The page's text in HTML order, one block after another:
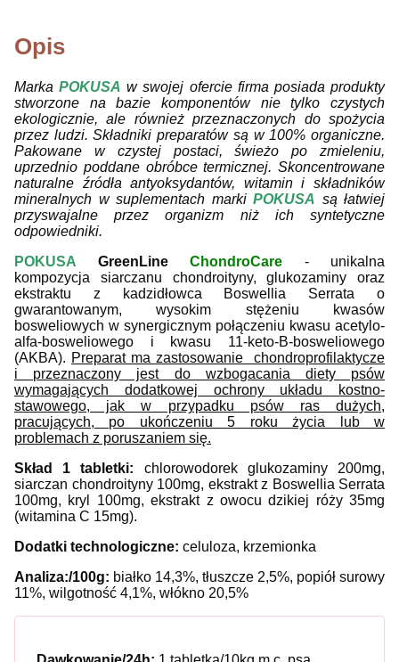
Opis
MarkaPOKUSAwswojej ofercie firma posiada produkty
stworzone na bazie komponentów nie tylko czystych
ekologicznie, ale również przeznaczonych do spożycia
przez ludzi.Składniki preparatów są w 100% organiczne.
Pakowane w czystej postaci, świeżo po zmieleniu,
uprzednio poddane obróbce termicznej. Skoncentrowane
naturalne źródła antyoksydantów, witamin i składników
mineralnych w suplementach marki POKUSA są łatwiej
przyswajalne przez organizm niż ich syntetyczne
odpowiedniki.
POKUSA GreenLine ChondroCare - unikalna
kompozycja siarczanu chondroityny, glukozaminy oraz
ekstraktu z kadzidłowca Boswellia Serrata o
gwarantowanym, wysokim stężeniu kwasów
bosweliowych w synergicznym połączeniu kwasu acetylo-
alfa-bosweliowego i kwasu 11-keto-B-bosweliowego
(AKBA). Preparat ma zastosowanie chondroprofilaktycze
i przeznaczony jest do wzbogacania diety psów
wymagających dodatkowej ochrony układu kostno-
stawowego, jak w przypadku psów ras dużych,
pracujących, po ukończeniu 5 roku życia lub w
problemach z poruszaniem się.
Skład 1 tabletki: chlorowodorek glukozaminy 200mg,
siarczan chondroityny 100mg, ekstrakt z Boswellia Serrata
100mg, kryl 100mg, ekstrakt z owocu dzikiej róży 35mg
(witamina C 15mg).
Dodatki technologiczne: celuloza, krzemionka
Analiza:/100g: białko 14,3%, tłuszcze 2,5%, popiół surowy
11%, wilgotność 4,1%, włókno 20,5%